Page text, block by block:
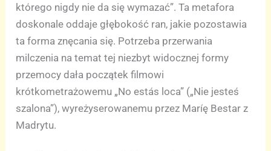
którego nigdy nie da się wymazać”. Ta metafora
doskonale oddaje głębokość ran, jakie pozostawia
ta forma znęcania się. Potrzeba przerwania
milczenia na temat tej niezbyt widocznej formy
przemocy dała początek filmowi
krótkometrażowemu „No estás loca” („Nie jesteś
szalona”), wyreżyserowanemu przez Maríę Bestar z
Madrytu.